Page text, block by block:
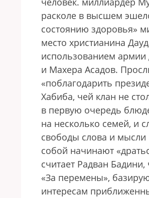
расколе в высшем
состоянию здоровья»
место христианина
использованием армии
и Махера Асадов.
«поблагодарить
Хабиба, чей клан не
в первую очередь
на несколько семей, и
свободы слова и мысли
собой начинают
считает Радван
«За перемены»,
интересам